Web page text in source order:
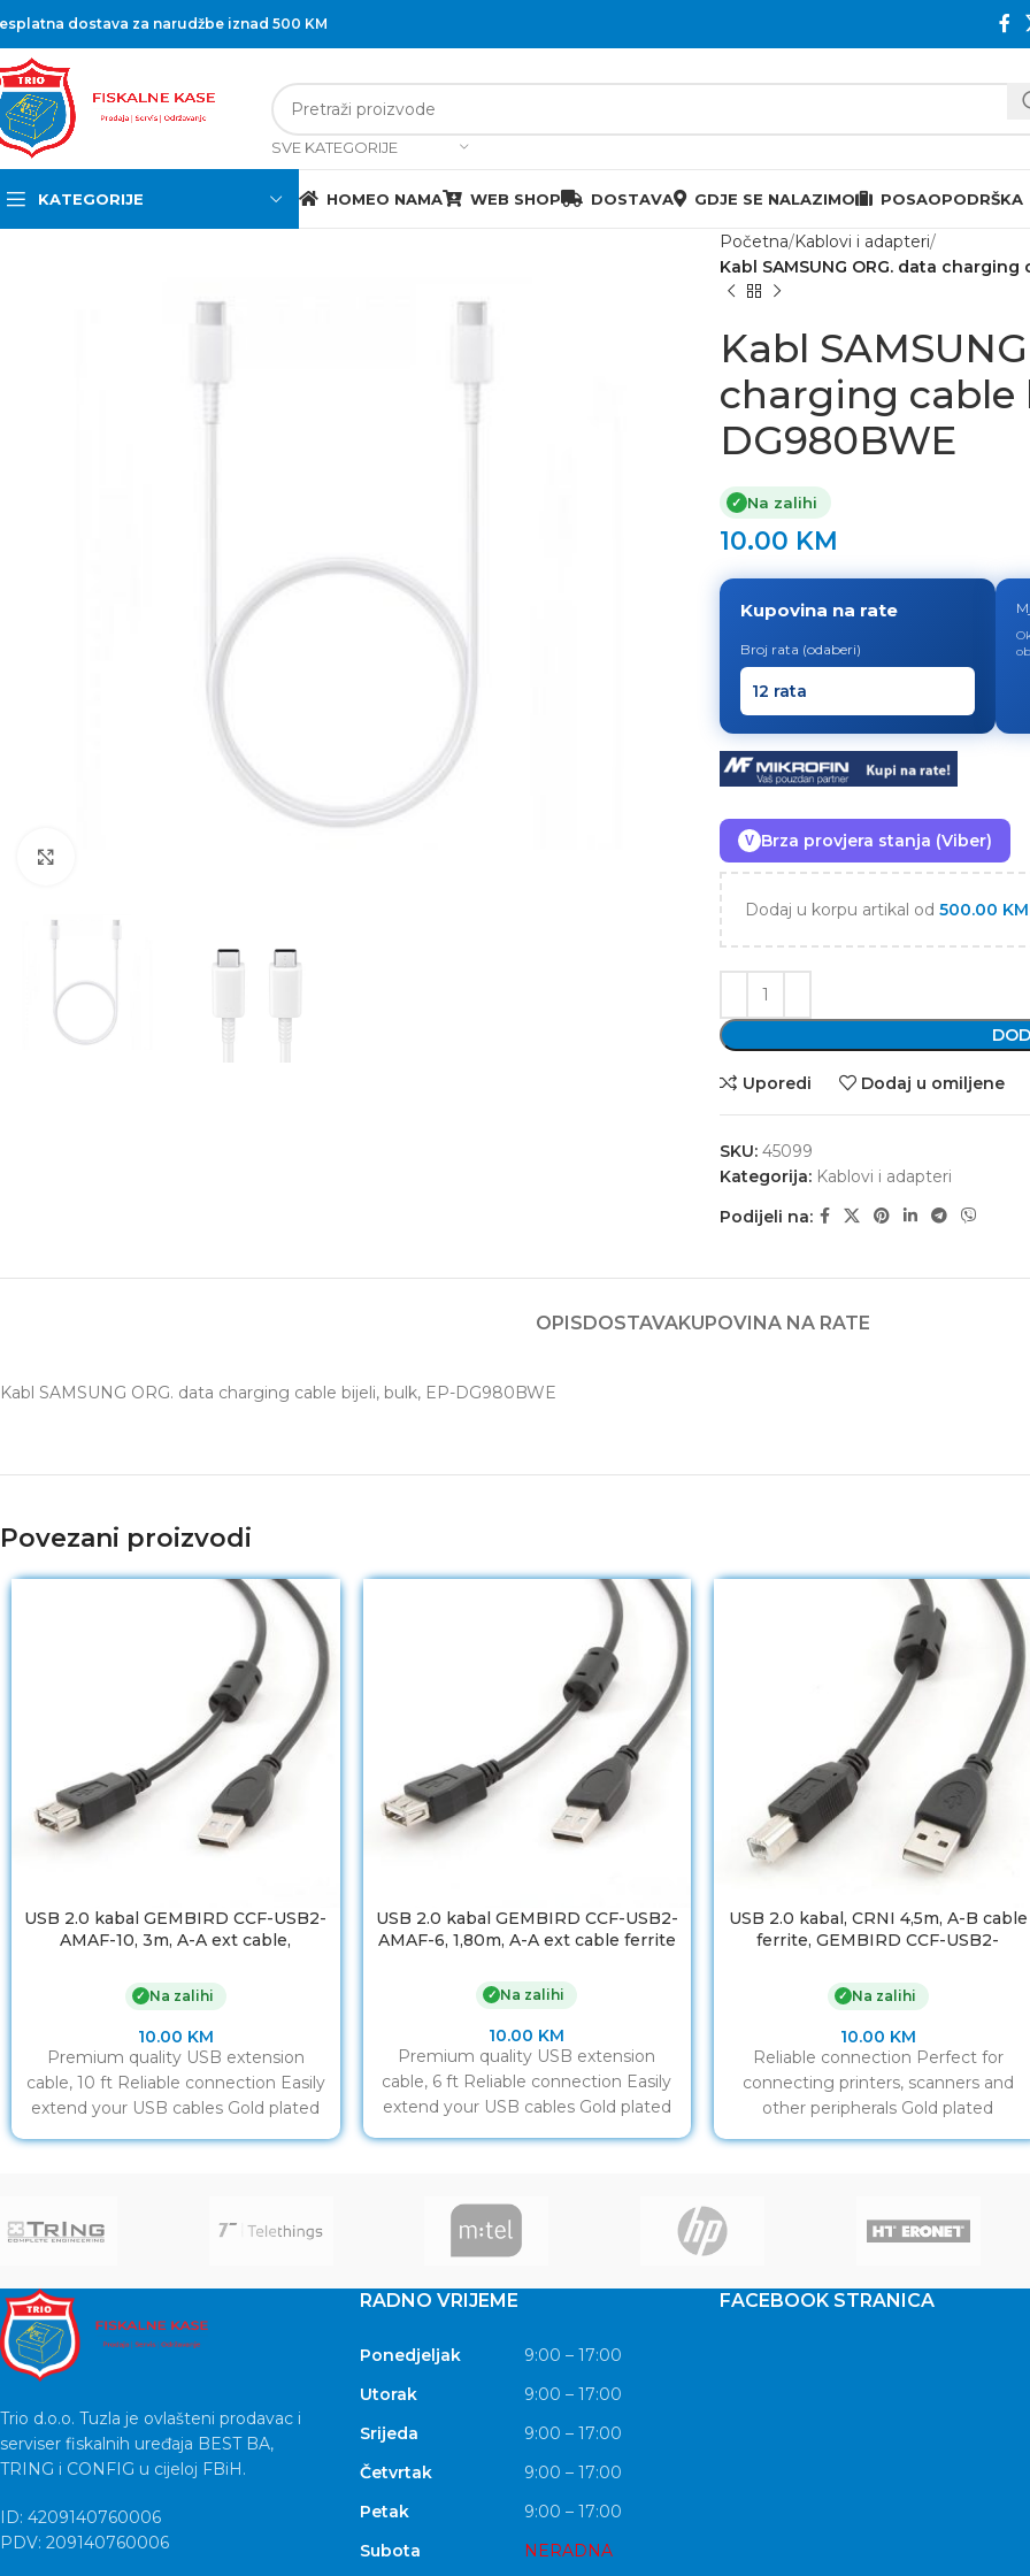
dostava za narudžbe iznad 500 KM
SVE KATEGORIJE
KATEGORIJE HOMEO NAMA WEB SHOP DOSTAVA GDJE SE NALAZIMO POSAOPODRŠKA
Početna Kablovi i adapteri
Kabl SAMSUNG ORG. data
Kabl
charging cable
DG980BWE
✓ Na zalihi
10.00 KM
Kupovina na rate
Broj rata (odaberi)
V Brza provjera stanja (Viber)
Dodaj u korpu artikal od 500.00 KM
Uporedi Dodaj u omiljene
SKU: 45099
Kategorija: Kablovi i adapteri
Podijeli na:
OPISDOSTAVAKUPOVINA NA RATE
Kabl SAMSUNG ORG. data charging cable bijeli, bulk, EP-DG980BWE
Povezani proizvodi
USB 2.0 kabal GEMBIRD CCF-USB2-
AMAF-10, 3m, A-A ext cable,
✓ Na zalihi
10.00 KM
Premium quality USB extension
cable, 10 ft Reliable connection Easily
extend your USB cables Gold plated
USB 2.0 kabal GEMBIRD CCF-USB2-
AMAF-6, 1,80m, A-A ext cable ferrite
✓ Na zalihi
10.00 KM
Premium quality USB extension
cable, 6 ft Reliable connection Easily
extend your USB cables Gold plated
USB 2.0 kabal, CRNI 4,5m, A-B cable
ferrite, GEMBIRD CCF-USB2-
✓ Na zalihi
10.00 KM
Reliable connection Perfect for
connecting printers, scanners and
other peripherals Gold plated
Trio d.o.o. Tuzla je ovlašteni prodavac i
serviser fiskalnih uređaja BEST BA,
TRING i CONFIG u cijeloj FBiH.
ID: 4209140760006
PDV: 209140760006
RADNO VRIJEME
Ponedjeljak
9:00 – 17:00
Utorak
9:00 – 17:00
Srijeda
9:00 – 17:00
Četvrtak
9:00 – 17:00
Petak
9:00 – 17:00
Subota
NERADNA
FACEBOOK STRANICA